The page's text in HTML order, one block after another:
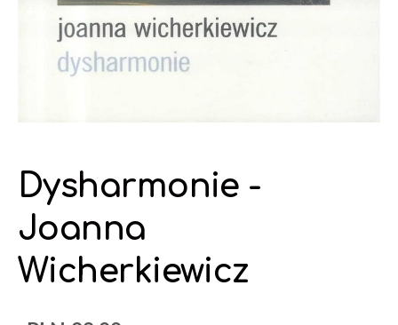
Dysharmonie -
Joanna
Wicherkiewicz